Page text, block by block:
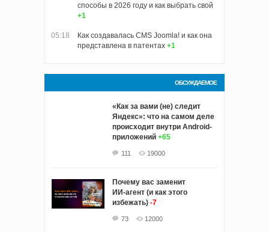
способы в 2026 году и как выбрать свой
+1
05:18
Как создавалась CMS Joomla! и как она
представлена в патентах +1
ОБСУЖДАЕМОЕ
«Как за вами (не) следит
Яндекс»: что на самом деле
происходит внутри Android-
приложений +65
111 19000
Почему вас заменит
ИИ‑агент (и как этого
избежать) -7
73 12000